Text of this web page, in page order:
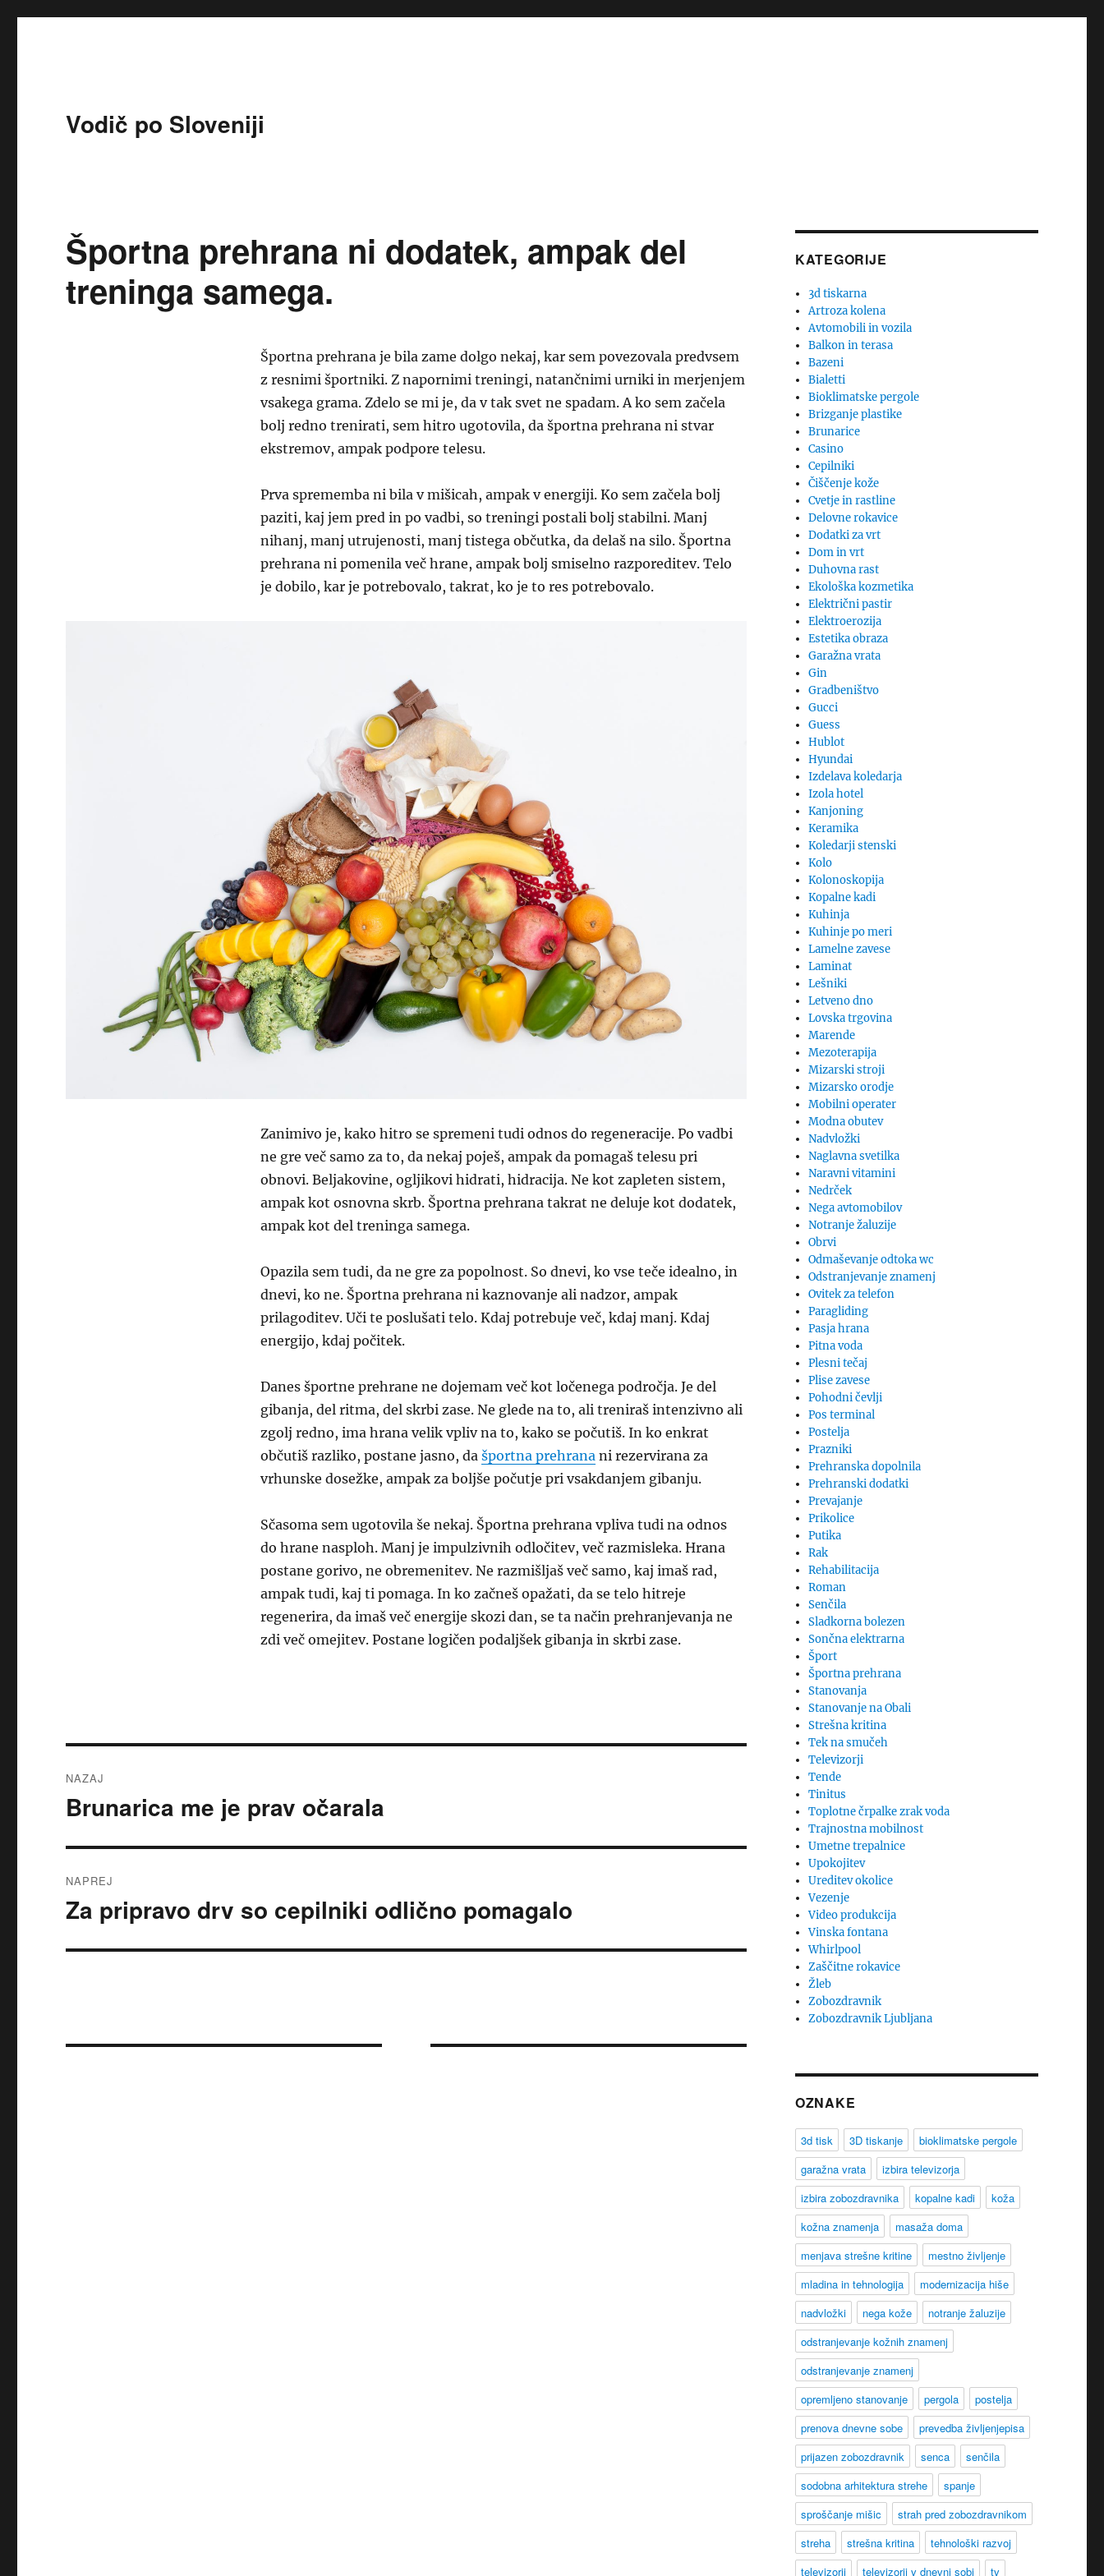
Vodič po Sloveniji
Športna prehrana ni dodatek, ampak del
treninga samega.
Športna prehrana je bila zame dolgo nekaj, kar sem povezovala predvsem
z resnimi športniki. Z napornimi treningi, natančnimi urniki in merjenjem
vsakega grama. Zdelo se mi je, da v tak svet ne spadam. A ko sem začela
bolj redno trenirati, sem hitro ugotovila, da športna prehrana ni stvar
ekstremov, ampak podpore telesu.
Prva sprememba ni bila v mišicah, ampak v energiji. Ko sem začela bolj
paziti, kaj jem pred in po vadbi, so treningi postali bolj stabilni. Manj
nihanj, manj utrujenosti, manj tistega občutka, da delaš na silo. Športna
prehrana ni pomenila več hrane, ampak bolj smiselno razporeditev. Telo
je dobilo, kar je potrebovalo, takrat, ko je to res potrebovalo.
Zanimivo je, kako hitro se spremeni tudi odnos do regeneracije. Po vadbi
ne gre več samo za to, da nekaj poješ, ampak da pomagaš telesu pri
obnovi. Beljakovine, ogljikovi hidrati, hidracija. Ne kot zapleten sistem,
ampak kot osnovna skrb. Športna prehrana takrat ne deluje kot dodatek,
ampak kot del treninga samega.
Opazila sem tudi, da ne gre za popolnost. So dnevi, ko vse teče idealno, in
dnevi, ko ne. Športna prehrana ni kaznovanje ali nadzor, ampak
prilagoditev. Uči te poslušati telo. Kdaj potrebuje več, kdaj manj. Kdaj
energijo, kdaj počitek.
Danes športne prehrane ne dojemam več kot ločenega področja. Je del
gibanja, del ritma, del skrbi zase. Ne glede na to, ali treniraš intenzivno ali
zgolj redno, ima hrana velik vpliv na to, kako se počutiš. In ko enkrat
občutiš razliko, postane jasno, da športna prehrana ni rezervirana za
vrhunske dosežke, ampak za boljše počutje pri vsakdanjem gibanju.
Sčasoma sem ugotovila še nekaj. Športna prehrana vpliva tudi na odnos
do hrane nasploh. Manj je impulzivnih odločitev, več razmisleka. Hrana
postane gorivo, ne obremenitev. Ne razmišljaš več samo, kaj imaš rad,
ampak tudi, kaj ti pomaga. In ko začneš opažati, da se telo hitreje
regenerira, da imaš več energije skozi dan, se ta način prehranjevanja ne
zdi več omejitev. Postane logičen podaljšek gibanja in skrbi zase.
prispevka
NAZAJ
Prejšnji
Brunarica me je prav očarala
NAPREJ
Naslednji
prispevek:
Za pripravo drv so cepilniki odlično pomagalo
KATEGORIJE
3d tiskarna
Artroza kolena
Avtomobili in vozila
Balkon in terasa
Bazeni
Bialetti
Bioklimatske pergole
Brizganje plastike
Brunarice
Casino
Cepilniki
Čiščenje kože
Cvetje in rastline
Delovne rokavice
Dodatki za vrt
Dom in vrt
Duhovna rast
Ekološka kozmetika
Električni pastir
Elektroerozija
Estetika obraza
Garažna vrata
Gin
Gradbeništvo
Gucci
Guess
Hublot
Hyundai
Izdelava koledarja
Izola hotel
Kanjoning
Keramika
Koledarji stenski
Kolo
Kolonoskopija
Kopalne kadi
Kuhinja
Kuhinje po meri
Lamelne zavese
Laminat
Lešniki
Letveno dno
Lovska trgovina
Marende
Mezoterapija
Mizarski stroji
Mizarsko orodje
Mobilni operater
Modna obutev
Nadvložki
Naglavna svetilka
Naravni vitamini
Nedrček
Nega avtomobilov
Notranje žaluzije
Obrvi
Odmaševanje odtoka wc
Odstranjevanje znamenj
Ovitek za telefon
Paragliding
Pasja hrana
Pitna voda
Plesni tečaj
Plise zavese
Pohodni čevlji
Pos terminal
Postelja
Prazniki
Prehranska dopolnila
Prehranski dodatki
Prevajanje
Prikolice
Putika
Rak
Rehabilitacija
Roman
Senčila
Sladkorna bolezen
Sončna elektrarna
Šport
Športna prehrana
Stanovanja
Stanovanje na Obali
Strešna kritina
Tek na smučeh
Televizorji
Tende
Tinitus
Toplotne črpalke zrak voda
Trajnostna mobilnost
Umetne trepalnice
Upokojitev
Ureditev okolice
Vezenje
Video produkcija
Vinska fontana
Whirlpool
Zaščitne rokavice
Žleb
Zobozdravnik
Zobozdravnik Ljubljana
OZNAKE
3d tisk 3D tiskanje
bioklimatske pergole
garažna vrata
izbira televizorja
izbira zobozdravnika
kopalne kadi
koža
kožna znamenja
masaža doma
menjava strešne kritine
mestno življenje
mladina in tehnologija
modernizacija hiše
nadvložki
nega kože
notranje žaluzije
odstranjevanje kožnih znamenj
odstranjevanje znamenj
opremljeno stanovanje
pergola
postelja
prenova dnevne sobe
prevedba življenjepisa
prijazen zobozdravnik
senca
senčila
sodobna arhitektura strehe
spanje
sproščanje mišic
strah pred zobozdravnikom
streha
strešna kritina
tehnološki razvoj
televizorji
televizorji v dnevni sobi tv